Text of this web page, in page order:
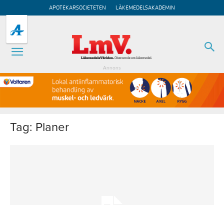
APOTEKARSOCIETETEN LÄKEMEDELSAKADEMIN
Annons
Tag: Planer